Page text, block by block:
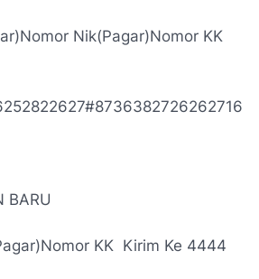
Nik(Pagar)Nomor KK
BARU
KK Kirim Ke 4444